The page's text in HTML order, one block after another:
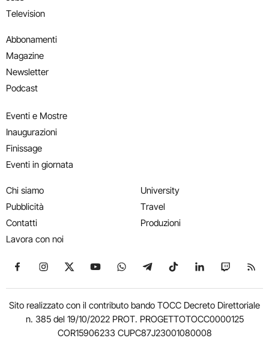
Television
Abbonamenti
Magazine
Newsletter
Podcast
Eventi e Mostre
Inaugurazioni
Finissage
Eventi in giornata
Chi siamo
Pubblicità
Contatti
Lavora con noi
University
Travel
Produzioni
Seguici su Facebook
Seguici su Instagram
Seguici su X
Seguici su YouTube
Seguici su WhatsApp
Seguici su Telegram
Seguici su TikTok
Seguici su
Seguici
Sito realizzato con il contributo bando TOCC Decreto Direttoriale
n. 385 del 19/10/2022 PROT. PROGETTOTOCC0000125
COR15906233 CUPC87J23001080008